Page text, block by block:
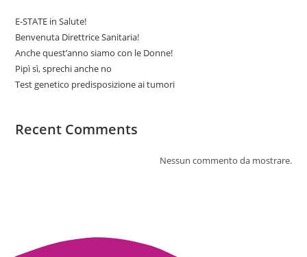
E-STATE in Salute!
Benvenuta Direttrice Sanitaria!
Anche quest’anno siamo con le Donne!
Pipì sì, sprechi anche no
Test genetico predisposizione ai tumori
Recent Comments
Nessun commento da mostrare.